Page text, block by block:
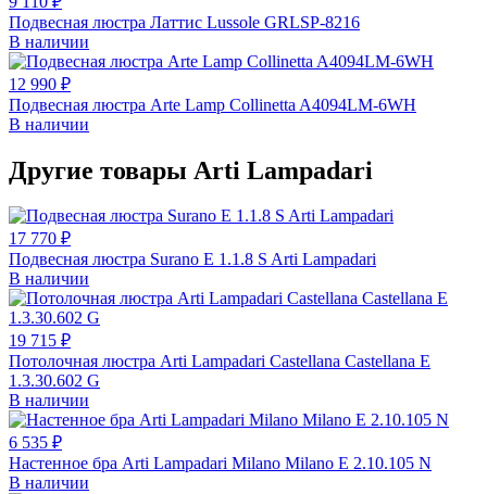
Подвесная люстра Латтис Lussole GRLSP-8216
В наличии
12 990 ₽
Подвесная люстра Arte Lamp Collinetta A4094LM-6WH
В наличии
Другие товары Arti Lampadari
17 770 ₽
Подвесная люстра Surano E 1.1.8 S Arti Lampadari
В наличии
19 715 ₽
Потолочная люстра Arti Lampadari Castellana Castellana E
1.3.30.602 G
В наличии
6 535 ₽
Настенное бра Arti Lampadari Milano Milano E 2.10.105 N
В наличии